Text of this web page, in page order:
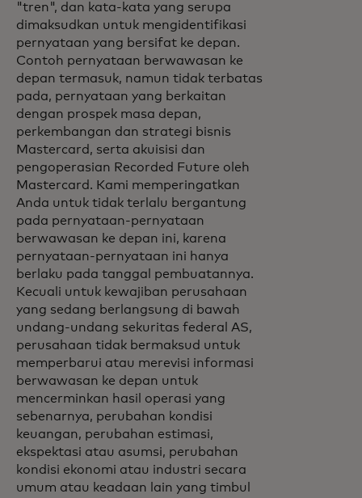
"tren", dan kata-kata yang serupa
dimaksudkan untuk mengidentifikasi
pernyataan yang bersifat ke depan.
Contoh pernyataan berwawasan ke
depan termasuk, namun tidak terbatas
pada, pernyataan yang berkaitan
dengan prospek masa depan,
perkembangan dan strategi bisnis
Mastercard, serta akuisisi dan
pengoperasian Recorded Future oleh
Mastercard. Kami memperingatkan
Anda untuk tidak terlalu bergantung
pada pernyataan-pernyataan
berwawasan ke depan ini, karena
pernyataan-pernyataan ini hanya
berlaku pada tanggal pembuatannya.
Kecuali untuk kewajiban perusahaan
yang sedang berlangsung di bawah
undang-undang sekuritas federal AS,
perusahaan tidak bermaksud untuk
memperbarui atau merevisi informasi
berwawasan ke depan untuk
mencerminkan hasil operasi yang
sebenarnya, perubahan kondisi
keuangan, perubahan estimasi,
ekspektasi atau asumsi, perubahan
kondisi ekonomi atau industri secara
umum atau keadaan lain yang timbul